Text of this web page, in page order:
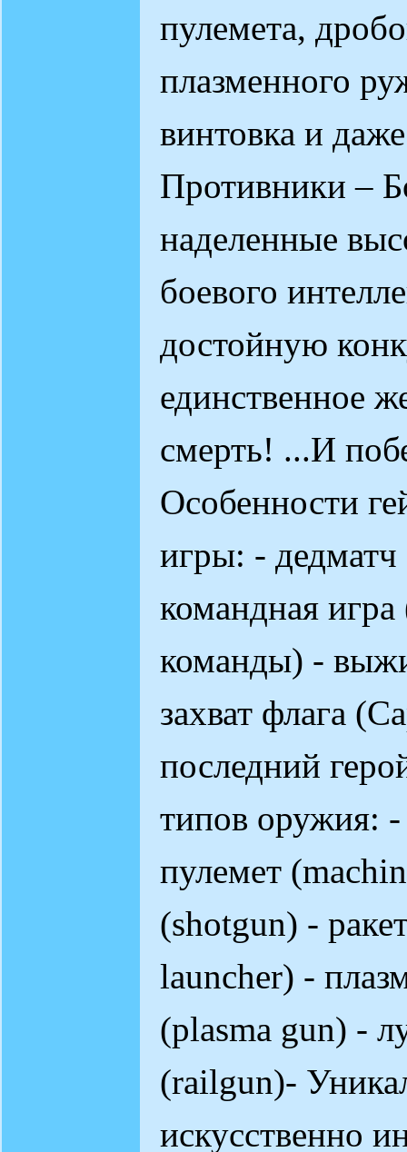
пулемета,
плазменного
винтовка и
Противники –
наделенные
боевого
достойную
единственное
смерть! ...И
Особенности
игры: -
командная
команды) -
захват флага
последний
типов оружия:
пулемет
(shotgun) -
launcher) -
(plasma gun) -
(railgun)-
искусственно